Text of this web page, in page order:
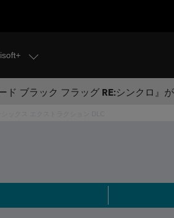
ド ブラック フラッグ RE:シンクロ』